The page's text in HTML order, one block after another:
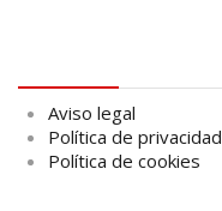
Aviso legal
Política de privacidad
Política de cookies